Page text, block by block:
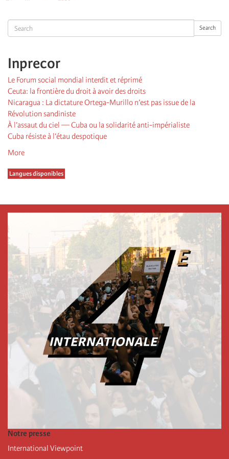
Search Search
Inprecor
Le Forum social mondial interdit et réprimé
Ceuta: la frontière du droit à avoir des droits
Nicaragua : La dictature Ortega-Murillo n’est pas issue de la
Révolution sandiniste
À l’assaut du ciel — Cuba ou la solidarité anti-impérialiste
Cuba résiste à l’étau despotique
More
Langues disponibles
Notre presse
International Viewpoint